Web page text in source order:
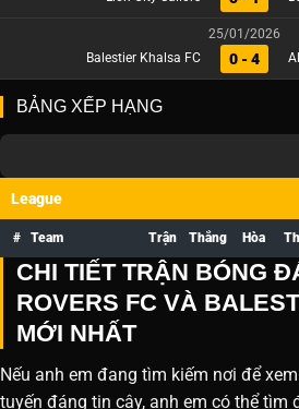
25/01/2026
Balestier Khalsa FC
0 - 4
BẢNG XẾP HẠNG
League
# Team Trận Thắng Hòa
CHI TIẾT TRẬN BÓNG
ROVERS FC VÀ
MỚI NHẤT
Nếu anh em đang tìm kiếm nơi để
tuyến đáng tin cậy, anh em có thể tìm